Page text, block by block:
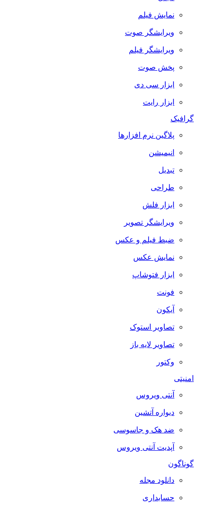
نمایش فیلم
ویرایشگر صوت
ویرایشگر فیلم
پخش صوت
ابزار سی دی
ابزار رایت
گرافیک
پلاگین نرم افزارها
انیمیشن
تبدیل
طراحی
ابزار فلش
ویرایشگر تصویر
ضبط فيلم و عكس
نمایش عکس
ابزار فتوشاپ
فونت
آیکون
تصاویر استوک
تصاویر لایه باز
وکتور
امنیتی
آنتی ویروس
دیواره آتشین
ضد هک و جاسوسی
آپدیت آنتی ویروس
گوناگون
دانلود مجله
حسابداری